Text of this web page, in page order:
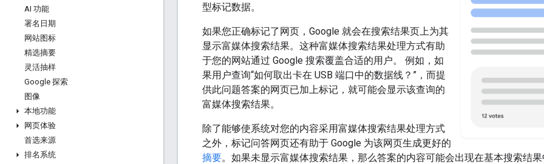
AI 功能
署名日期
网站图标
精选摘要
灵活抽样
Google 探索
图像
本地功能
网页体验
首选来源
排名系统
型标记数据。
如果您正确标记了网页，Google 就会在搜索结果页上为其
显示富媒体搜索结果。这种富媒体搜索结果处理方式有助
于您的网站通过 Google 搜索覆盖合适的用户。 例如，如
果用户查询“如何取出卡在 USB 端口中的数据线？”，而提
供此问题答案的网页已加上标记，就可能会显示该查询的
富媒体搜索结果。
除了能够使系统对您的内容采用富媒体搜索结果处理方式
之外，标记问答网页还有助于 Google 为该网页生成更好的
摘要。如果未显示富媒体搜索结果，那么答案的内容可能会出现在基本搜索结